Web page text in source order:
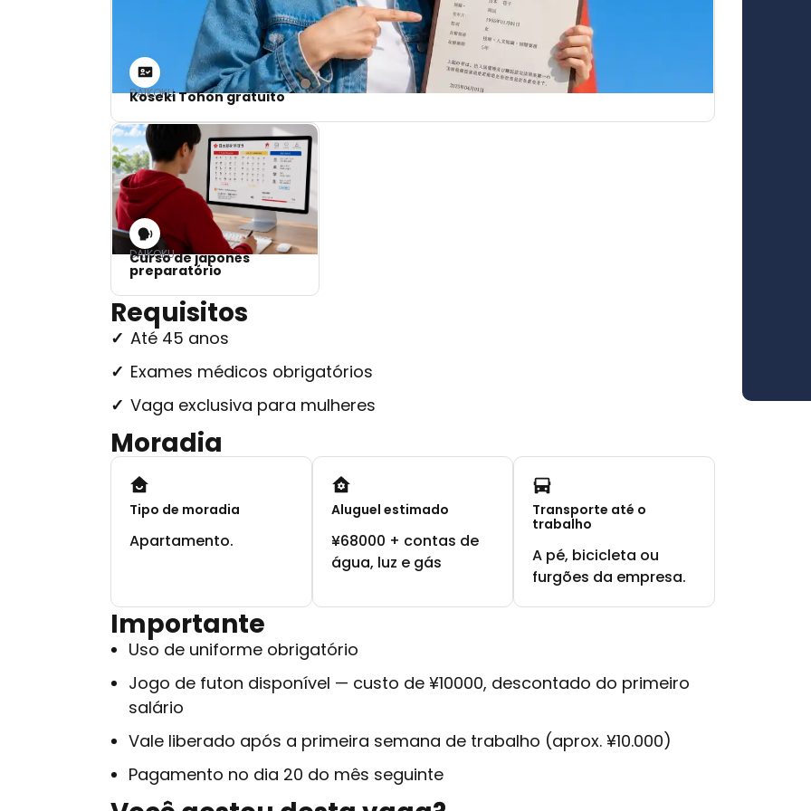
DAIKOKU
Koseki Tohon gratuito
DAIKOKU
Curso de japonês
preparatório
Requisitos
Até 45 anos
Exames médicos obrigatórios
Vaga exclusiva para mulheres
Moradia
Tipo de moradia
Apartamento.
Aluguel estimado
¥68000 + contas de
água, luz e gás
Transporte até o
trabalho
A pé, bicicleta ou
furgões da empresa.
Importante
Uso de uniforme obrigatório
Jogo de futon disponível — custo de ¥10000, descontado do primeiro
salário
Vale liberado após a primeira semana de trabalho (aprox. ¥10.000)
Pagamento no dia 20 do mês seguinte